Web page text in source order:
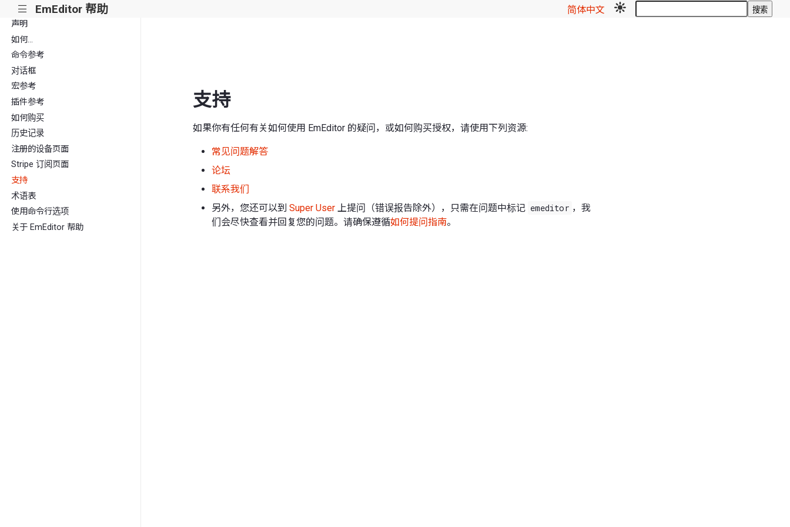
||| EmEditor 帮助 简体中文 搜索
声明
如何...
命令参考
对话框
宏参考
插件参考
如何购买
历史记录
注册的设备页面
Stripe 订阅页面
支持
术语表
使用命令行选项
关于 EmEditor 帮助
支持
如果你有任何有关如何使用 EmEditor 的疑问，或如何购买授权，请使用下列资源:
常见问题解答
论坛
联系我们
另外，您还可以到 Super User 上提问（错误报告除外），只需在问题中标记 emeditor ，我
们会尽快查看并回复您的问题。请确保遵循如何提问指南。